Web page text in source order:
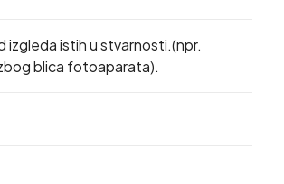
izgleda istih u stvarnosti.(npr.
blica fotoaparata).